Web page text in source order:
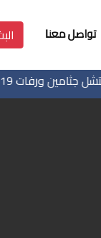
تواصل معنا
في تل الهوا ويواصل البحث عن مفقودين